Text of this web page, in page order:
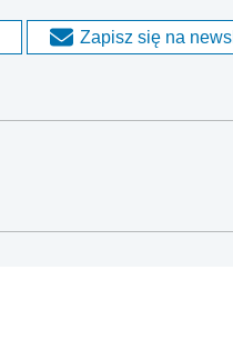
Zapisz się na